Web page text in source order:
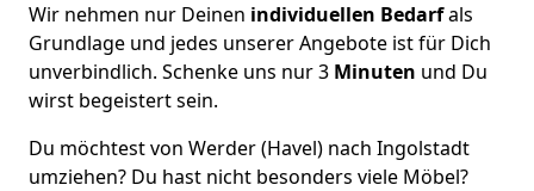
Wir nehmen nur Deinen individuellen Bedarfals
Grundlage und jedes unserer Angebote ist für Dich
unverbindlich. Schenke uns nur 3 Minuten und Du
wirst begeistert sein.
Du möchtest von Werder (Havel) nach Ingolstadt
umziehen? Du hast nicht besonders viele Möbel?